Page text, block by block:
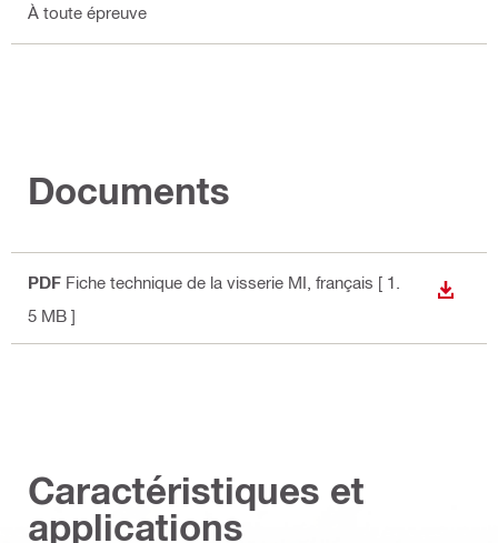
À toute épreuve
Documents
PDF Fiche technique de la visserie MI , français [ 1.
5 MB ]
Caractéristiques et
applications